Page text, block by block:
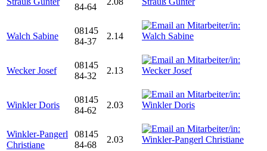
84-64
Walch Sabine
08145
84-37
2.14
Wecker Josef
08145
84-32
2.13
Winkler Doris
08145
84-62
2.03
Winkler-Pangerl
Christiane
08145
84-68
2.03